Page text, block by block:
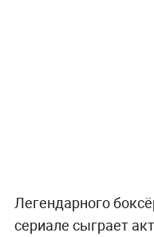
Легендарного
сериале сыграет